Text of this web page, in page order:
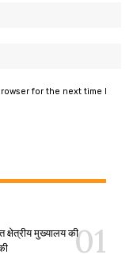
for the next time I
मुख्यालय की